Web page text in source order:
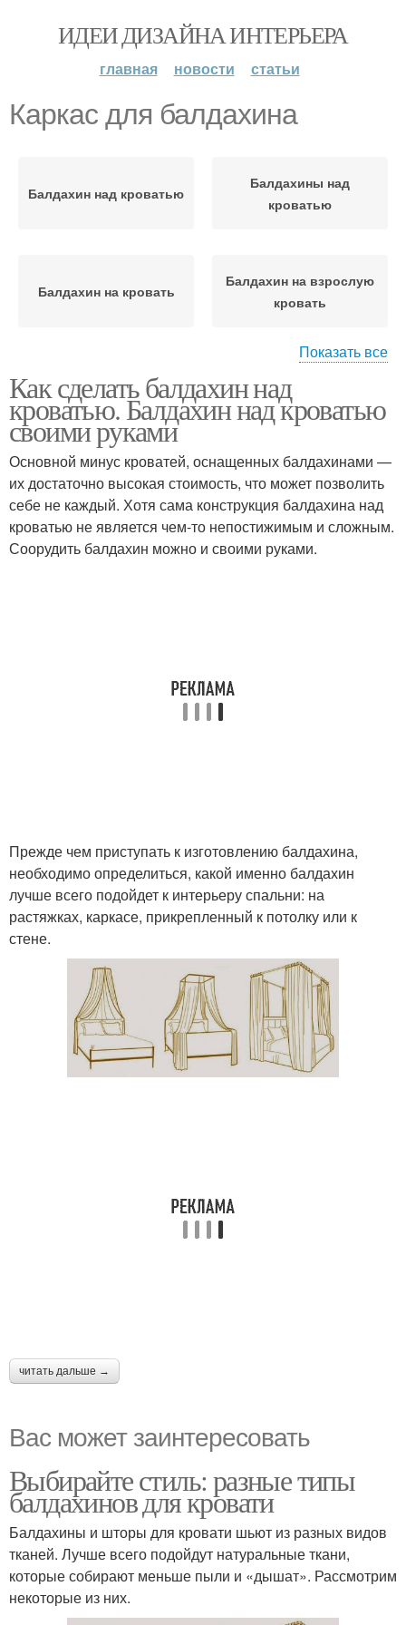
ИДЕИ ДИЗАЙНА ИНТЕРЬЕРА
главная новости статьи
Каркас для балдахина
Балдахин над кроватью
Балдахины над
кроватью
Балдахин на кровать
Балдахин на взрослую
кровать
романтическом стиле
балдахина
Балдахин в
скандинавском стиле
Детский балдахин
Показать все
Как сделать балдахин над
кроватью. Балдахин над кроватью
своими руками
Основной минус кроватей, оснащенных балдахинами —
их достаточно высокая стоимость, что может позволить
себе не каждый. Хотя сама конструкция балдахина над
кроватью не является чем-то непостижимым и сложным.
Соорудить балдахин можно и своими руками.
Прежде чем приступать к изготовлению балдахина,
необходимо определиться, какой именно балдахин
лучше всего подойдет к интерьеру спальни: на
растяжках, каркасе, прикрепленный к потолку или к
стене.
читать дальше →
Вас может заинтересовать
Выбирайте стиль: разные типы
балдахинов для кровати
Балдахины и шторы для кровати шьют из разных видов
тканей. Лучше всего подойдут натуральные ткани,
которые собирают меньше пыли и «дышат». Рассмотрим
некоторые из них.